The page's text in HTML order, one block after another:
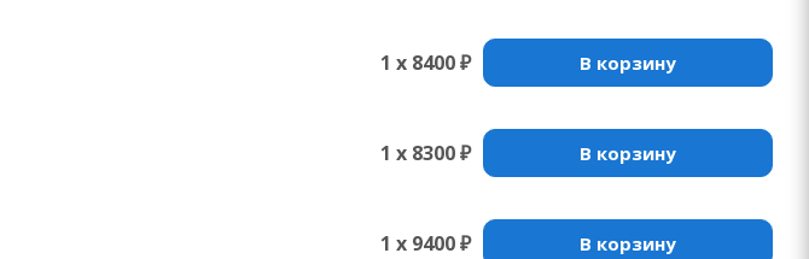
1 x 8400 ₽ В корзину
1 x 8300 ₽ В корзину
1 x 9400 ₽ В корзину